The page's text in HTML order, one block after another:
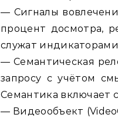
— Сигналы
процент досмотра,
служат
— Семантическая
запросу с учётом
Семантика включает
— Видеообъект